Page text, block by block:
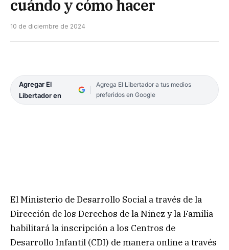
cuándo y cómo hacer
10 de diciembre de 2024
Agregar El
Libertador en
Agrega El Libertador a tus medios
preferidos en Google
El Ministerio de Desarrollo Social a través de la
Dirección de los Derechos de la Niñez y la Familia
habilitará la inscripción a los Centros de
Desarrollo Infantil (CDI) de manera online a través